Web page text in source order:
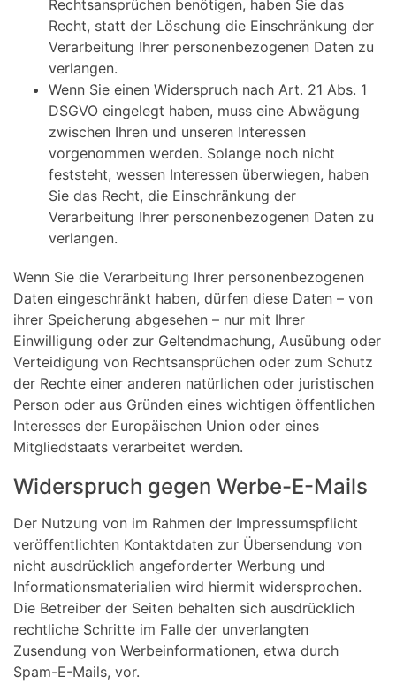
Rechtsansprüchen benötigen, haben Sie das
Recht, statt der Löschung die Einschränkung der
Verarbeitung Ihrer personenbezogenen Daten zu
verlangen.
Wenn Sie einen Widerspruch nach Art. 21 Abs. 1
DSGVO eingelegt haben, muss eine Abwägung
zwischen Ihren und unseren Interessen
vorgenommen werden. Solange noch nicht
feststeht, wessen Interessen überwiegen, haben
Sie das Recht, die Einschränkung der
Verarbeitung Ihrer personenbezogenen Daten zu
verlangen.
Wenn Sie die Verarbeitung Ihrer personenbezogenen
Daten eingeschränkt haben, dürfen diese Daten – von
ihrer Speicherung abgesehen – nur mit Ihrer
Einwilligung oder zur Geltendmachung, Ausübung oder
Verteidigung von Rechtsansprüchen oder zum Schutz
der Rechte einer anderen natürlichen oder juristischen
Person oder aus Gründen eines wichtigen öffentlichen
Interesses der Europäischen Union oder eines
Mitgliedstaats verarbeitet werden.
Widerspruch gegen Werbe-E-Mails
Der Nutzung von im Rahmen der Impressumspflicht
veröffentlichten Kontaktdaten zur Übersendung von
nicht ausdrücklich angeforderter Werbung und
Informationsmaterialien wird hiermit widersprochen.
Die Betreiber der Seiten behalten sich ausdrücklich
rechtliche Schritte im Falle der unverlangten
Zusendung von Werbeinformationen, etwa durch
Spam-E-Mails, vor.